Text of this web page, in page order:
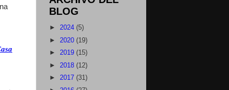
BLOG
► 2024 (5)
► 2020 (19)
► 2019 (15)
► 2018 (12)
► 2017 (31)